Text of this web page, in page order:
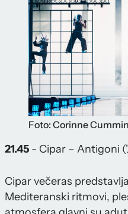
Foto: Corinne
21.45 - Cipar – Antigoni
Cipar večeras predstavlja
Mediteranski ritmovi,